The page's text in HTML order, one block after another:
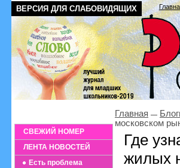
ВЕРСИЯ ДЛЯ СЛАБОВИДЯЩИХ
СВЕЖИЙ НОМЕР
ЛЕНТА НОВОСТЕЙ
Есть проблема
Главная
московском
Где
жилых